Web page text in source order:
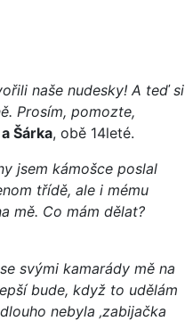
naše nudesky! A teď si
Prosím, pomozte,
Šárka, obě 14leté.
jsem kámošce poslal
třídě, ale i mému
mě. Co mám dělat?
svými kamarády mě na
bude, když to udělám
nebyla ‚zabijačka